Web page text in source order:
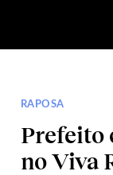
RAPOSA
Prefeito
no Viva